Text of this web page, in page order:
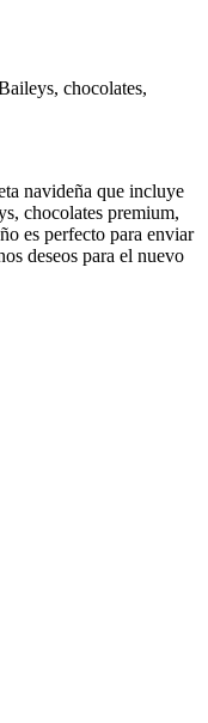
chocolates,
navideña que incluye
chocolates premium,
es perfecto para enviar
deseos para el nuevo